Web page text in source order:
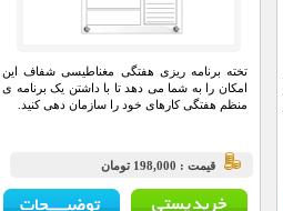
تخته برنامه ریزی هفتگی مغناطیسی شفاف این
امکان را به شما می دهد تا با داشتن یک برنامه ی
منظم هفتگی کارهای خود را سازمان دهی کنید.
قيمت : 198,000 تومان